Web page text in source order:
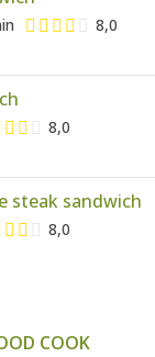
8,0
8,0
steak sandwich
8,0
COOK